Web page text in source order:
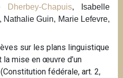
Dherbey-Chapuis, Isabelle
Guin, Marie Lefevre,
sur les plans linguistique
la mise en œuvre d’un
fédérale, art. 2,